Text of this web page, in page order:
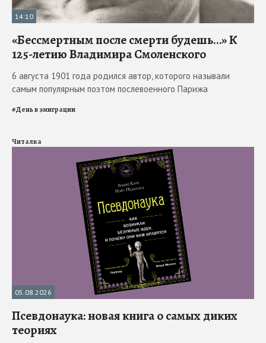
14:10
«Бессмертным после смерти будешь…» К
125-летию Владимира Смоленского
6 августа 1901 года родился автор, которого называли
самым популярным поэтом послевоенного Парижа
#День в эмиграции
Читалка
05.08.2026
Псевдонаука: новая книга о самых диких
теориях